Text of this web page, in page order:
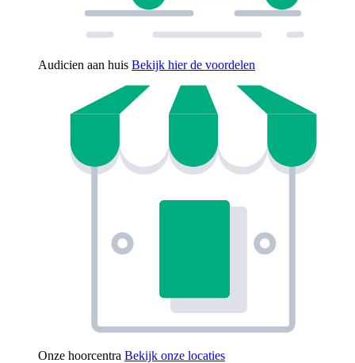
Audicien aan huis Bekijk hier de voordelen
Onze hoorcentra Bekijk onze locaties